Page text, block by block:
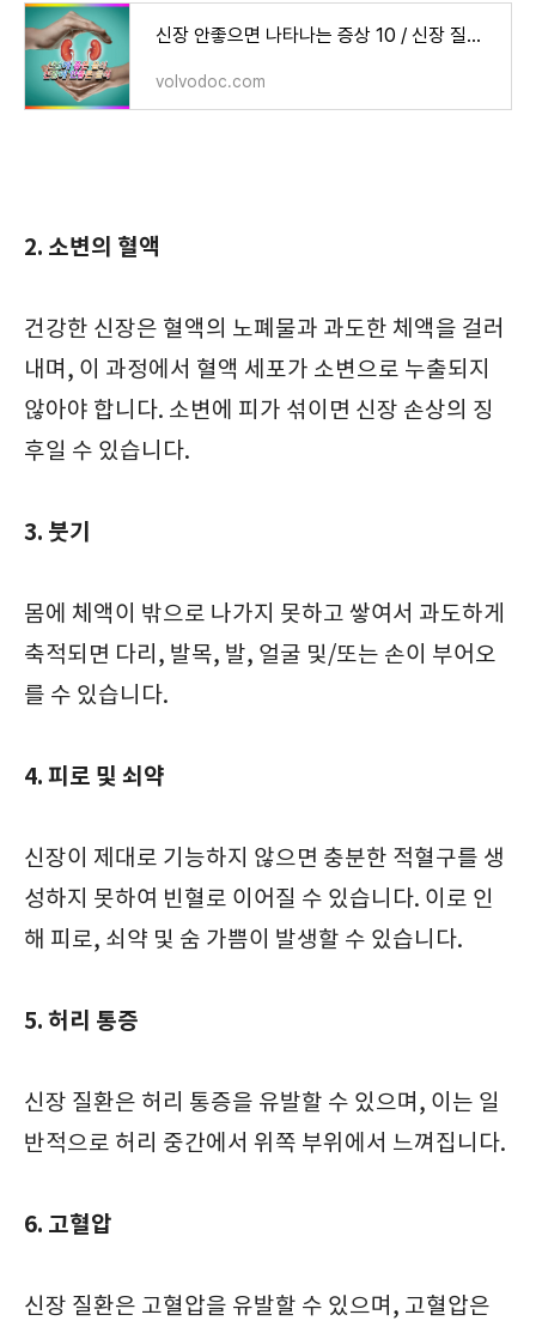
신장 안좋으면 나타나는 증상 10 / 신장 질환 예방법 10
volvodoc.com
2. 소변의 혈액
건강한 신장은 혈액의 노폐물과 과도한 체액을 걸러
내며, 이 과정에서 혈액 세포가 소변으로 누출되지
않아야 합니다. 소변에 피가 섞이면 신장 손상의 징
후일 수 있습니다.
3. 붓기
몸에 체액이 밖으로 나가지 못하고 쌓여서 과도하게
축적되면 다리, 발목, 발, 얼굴 및/또는 손이 부어오
를 수 있습니다.
4. 피로 및 쇠약
신장이 제대로 기능하지 않으면 충분한 적혈구를 생
성하지 못하여 빈혈로 이어질 수 있습니다. 이로 인
해 피로, 쇠약 및 숨 가쁨이 발생할 수 있습니다.
5. 허리 통증
신장 질환은 허리 통증을 유발할 수 있으며, 이는 일
반적으로 허리 중간에서 위쪽 부위에서 느껴집니다.
6. 고혈압
신장 질환은 고혈압을 유발할 수 있으며, 고혈압은